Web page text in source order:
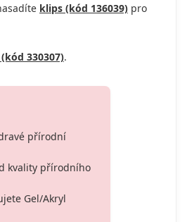
klips (kód 136039) pro
330307).
přírodní
kvality přírodního
Gel/Akryl